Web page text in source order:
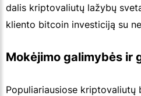
dalis kriptovaliutų lažybų
kliento bitcoin investiciją su
Mokėjimo galimybės ir
Populiariausiose kriptovaliutų